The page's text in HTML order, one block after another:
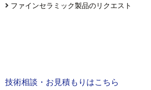
ファインセラミック製品のリクエスト
技術相談・お見積もりはこちら